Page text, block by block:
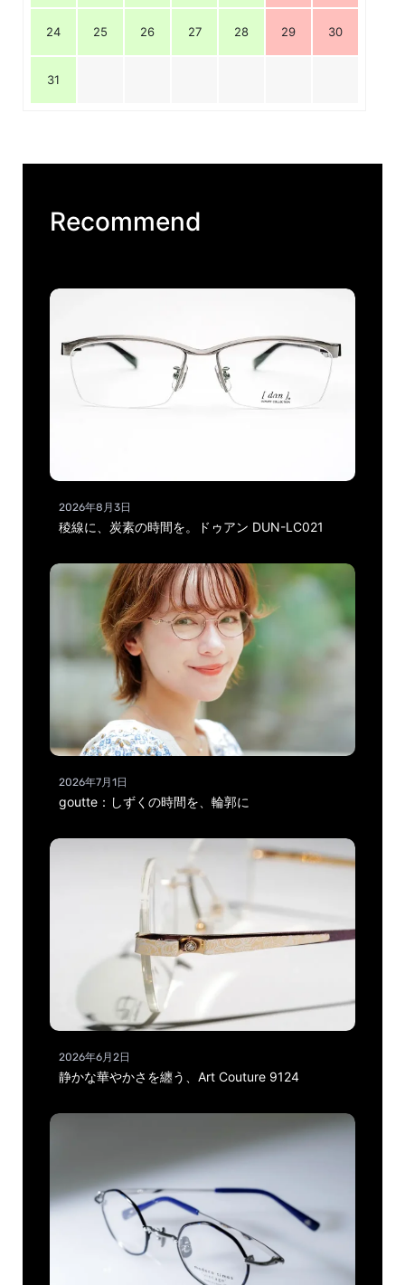
24 25 26 27 28 29 30
31
Recommend
2026年8月3日
稜線に、炭素の時間を。ドゥアン DUN-LC021
2026年7月1日
goutte：しずくの時間を、輪郭に
2026年6月2日
静かな華やかさを纏う、Art Couture 9124